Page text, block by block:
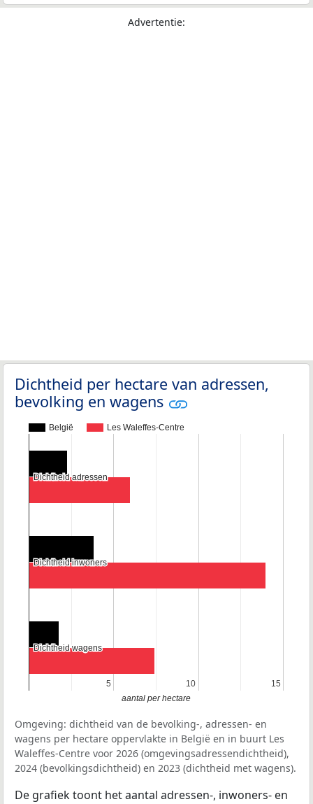
Advertentie:
Dichtheid per hectare van adressen,
bevolking en wagens
België Les Waleffes-Centre
5
5 10
10 15
15
Dichtheid adressen
Dichtheid adressen
Dichtheid inwoners
Dichtheid inwoners
Dichtheid wagens
Dichtheid wagens
aantal per hectare
Omgeving: dichtheid van de bevolking-, adressen- en
wagens per hectare oppervlakte in België en in buurt Les
Waleffes-Centre voor 2026 (omgevingsadressendichtheid),
2024 (bevolkingsdichtheid) en 2023 (dichtheid met wagens).
De grafiek toont het aantal adressen-, inwoners- en